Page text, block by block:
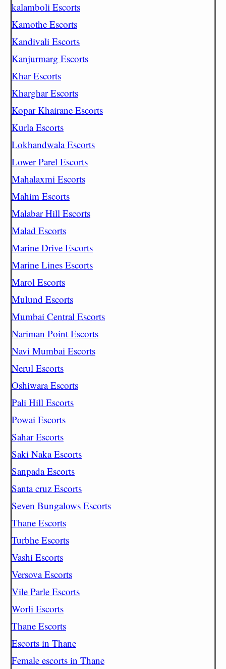
kalamboli Escorts
Kamothe Escorts
Kandivali Escorts
Kanjurmarg Escorts
Khar Escorts
Kharghar Escorts
Kopar Khairane Escorts
Kurla Escorts
Lokhandwala Escorts
Lower Parel Escorts
Mahalaxmi Escorts
Mahim Escorts
Malabar Hill Escorts
Malad Escorts
Marine Drive Escorts
Marine Lines Escorts
Marol Escorts
Mulund Escorts
Mumbai Central Escorts
Nariman Point Escorts
Navi Mumbai Escorts
Nerul Escorts
Oshiwara Escorts
Pali Hill Escorts
Powai Escorts
Sahar Escorts
Saki Naka Escorts
Sanpada Escorts
Santa cruz Escorts
Seven Bungalows Escorts
Thane Escorts
Turbhe Escorts
Vashi Escorts
Versova Escorts
Vile Parle Escorts
Worli Escorts
Thane Escorts
Escorts in Thane
Female escorts in Thane